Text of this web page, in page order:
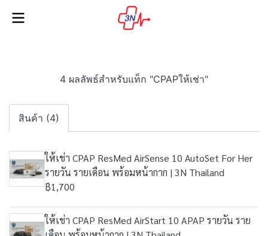
4 ผลลัพธ์สำหรับแท็ก "CPAPให้เช่า"
สินค้า (4)
ให้เช่า CPAP ResMed AirSense 10 AutoSet For Her
รายวัน รายเดือน พร้อมหน้ากาก | 3N Thailand
฿1,700
ให้เช่า CPAP ResMed AirStart 10 APAP รายวัน ราย